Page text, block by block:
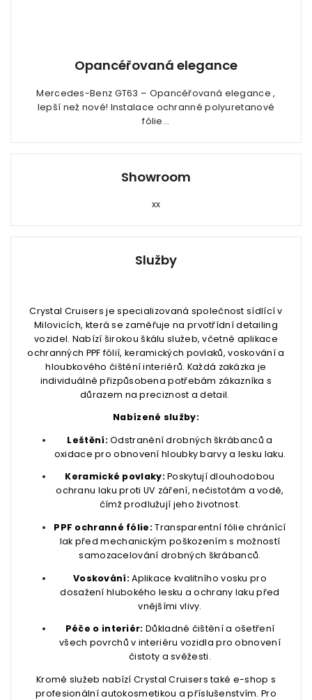
Opancéřovaná elegance
Mercedes-Benz GT63 – Opancéřovaná elegance ,
lepší než nové! Instalace ochranné polyuretanové
fólie...
Showroom
xx
Služby
Crystal Cruisers je specializovaná společnost sídlící v
Milovicích, která se zaměřuje na prvotřídní detailing
vozidel. Nabízí širokou škálu služeb, včetně aplikace
ochranných PPF fólií, keramických povlaků, voskování a
hloubkového čištění interiérů. Každá zakázka je
individuálně přizpůsobena potřebám zákazníka s
důrazem na preciznost a detail.
Nabízené služby:
Leštění: Odstranění drobných škrábanců a
oxidace pro obnovení hloubky barvy a lesku laku.
Keramické povlaky: Poskytují dlouhodobou
ochranu laku proti UV záření, nečistotám a vodě,
čímž prodlužují jeho životnost.
PPF ochranné fólie: Transparentní fólie chránící
lak před mechanickým poškozením s možností
samozacelování drobných škrábanců.
Voskování: Aplikace kvalitního vosku pro
dosažení hlubokého lesku a ochrany laku před
vnějšími vlivy.
Péče o interiér: Důkladné čištění a ošetření
všech povrchů v interiéru vozidla pro obnovení
čistoty a svěžesti.
Kromě služeb nabízí Crystal Cruisers také e-shop s
profesionální autokosmetikou a příslušenstvím. Pro